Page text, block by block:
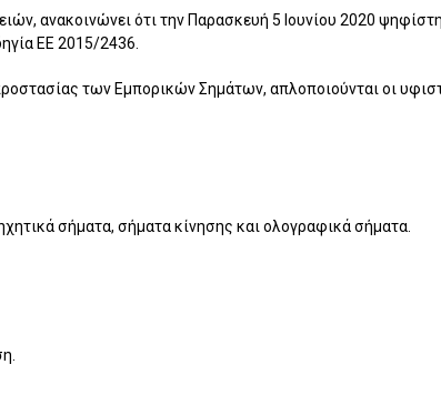
ανακοινώνει ότι την Παρασκευή 5 Ιουνίου 2020
ΕΕ 2015/2436.
των Εμπορικών Σημάτων, απλοποιούνται οι
σήματα, σήματα κίνησης και ολογραφικά σήματα.